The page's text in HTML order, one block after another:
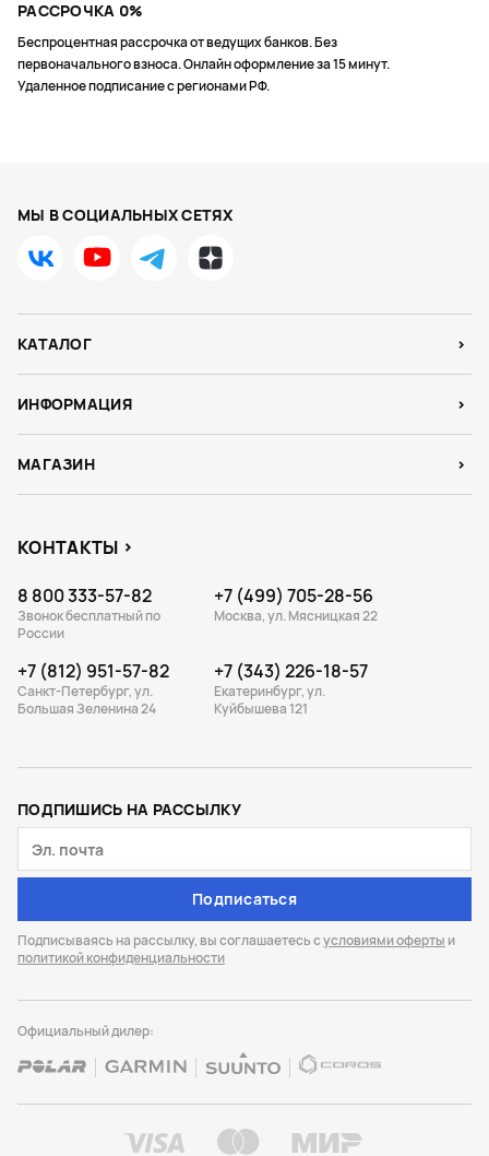
РАССРОЧКА 0%
Беспроцентная рассрочка от ведущих банков. Без
первоначального взноса. Онлайн оформление за 15 минут.
Удаленное подписание с регионами РФ.
МЫ В СОЦИАЛЬНЫХ СЕТЯХ
КАТАЛОГ
ИНФОРМАЦИЯ
МАГАЗИН
КОНТАКТЫ
8 800 333-57-82
Звонок бесплатный по
России
+7 (499) 705-28-56
Москва, ул. Мясницкая 22
+7 (812) 951-57-82
Санкт-Петербург, ул.
Большая Зеленина 24
+7 (343) 226-18-57
Екатеринбург, ул.
Куйбышева 121
ПОДПИШИСЬ НА РАССЫЛКУ
Подписаться
Подписываясь на рассылку, вы соглашаетесь сусловиями оферты и
политикой конфиденциальности
Официальный дилер: